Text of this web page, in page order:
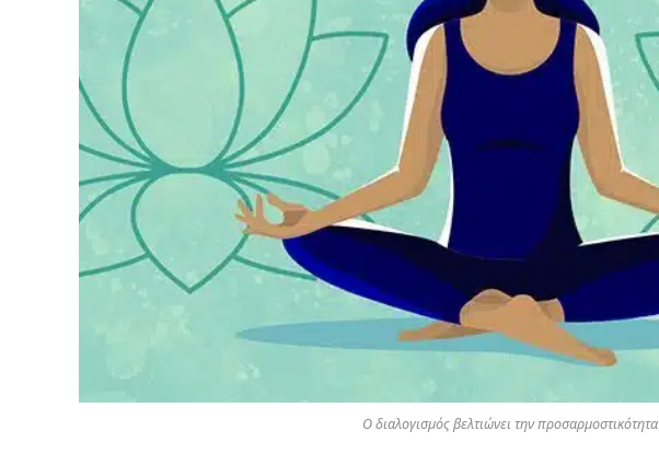
Ο διαλογισμός βελτιώνει την προσαρμοστικότητα